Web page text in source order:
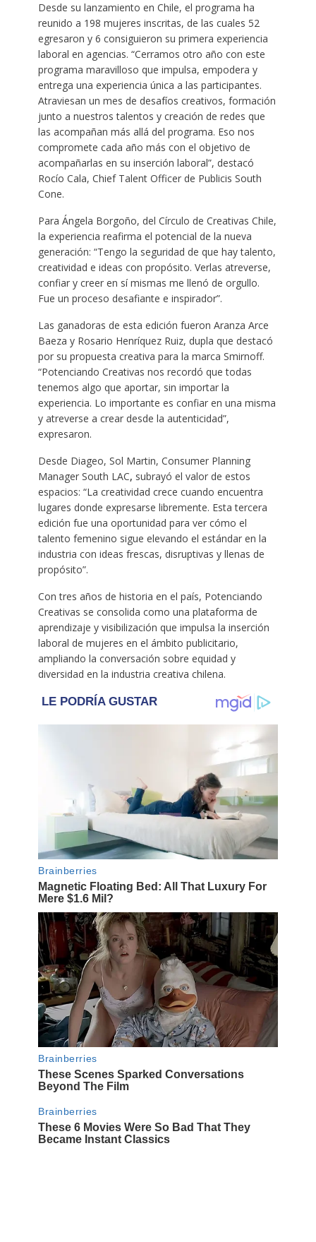
Desde su lanzamiento en Chile, el programa ha
reunido a 198 mujeres inscritas, de las cuales 52
egresaron y 6 consiguieron su primera experiencia
laboral en agencias. “Cerramos otro año con este
programa maravilloso que impulsa, empodera y
entrega una experiencia única a las participantes.
Atraviesan un mes de desafíos creativos, formación
junto a nuestros talentos y creación de redes que
las acompañan más allá del programa. Eso nos
compromete cada año más con el objetivo de
acompañarlas en su inserción laboral”, destacó
Rocío Cala, Chief Talent Officer de Publicis South
Cone.
Para Ángela Borgoño, del Círculo de Creativas Chile,
la experiencia reafirma el potencial de la nueva
generación: “Tengo la seguridad de que hay talento,
creatividad e ideas con propósito. Verlas atreverse,
confiar y creer en sí mismas me llenó de orgullo.
Fue un proceso desafiante e inspirador”.
Las ganadoras de esta edición fueron Aranza Arce
Baeza y Rosario Henríquez Ruiz, dupla que destacó
por su propuesta creativa para la marca Smirnoff.
“Potenciando Creativas nos recordó que todas
tenemos algo que aportar, sin importar la
experiencia. Lo importante es confiar en una misma
y atreverse a crear desde la autenticidad”,
expresaron.
Desde Diageo, Sol Martin, Consumer Planning
Manager South LAC, subrayó el valor de estos
espacios: “La creatividad crece cuando encuentra
lugares donde expresarse libremente. Esta tercera
edición fue una oportunidad para ver cómo el
talento femenino sigue elevando el estándar en la
industria con ideas frescas, disruptivas y llenas de
propósito”.
Con tres años de historia en el país, Potenciando
Creativas se consolida como una plataforma de
aprendizaje y visibilización que impulsa la inserción
laboral de mujeres en el ámbito publicitario,
ampliando la conversación sobre equidad y
diversidad en la industria creativa chilena.